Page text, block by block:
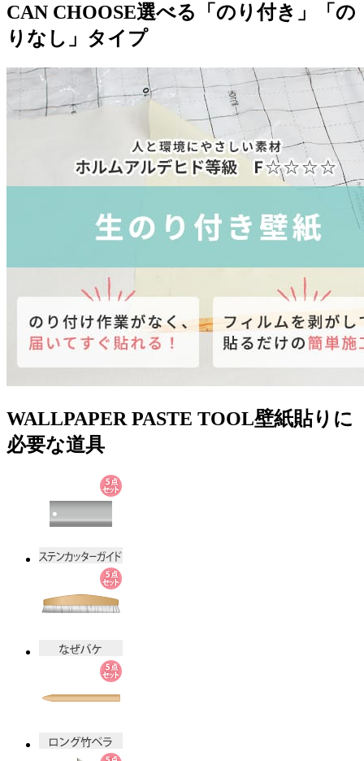
CAN CHOOSE選べる「のり付き」「の
りなし」タイプ
WALLPAPER PASTE TOOL壁紙貼りに
必要な道具